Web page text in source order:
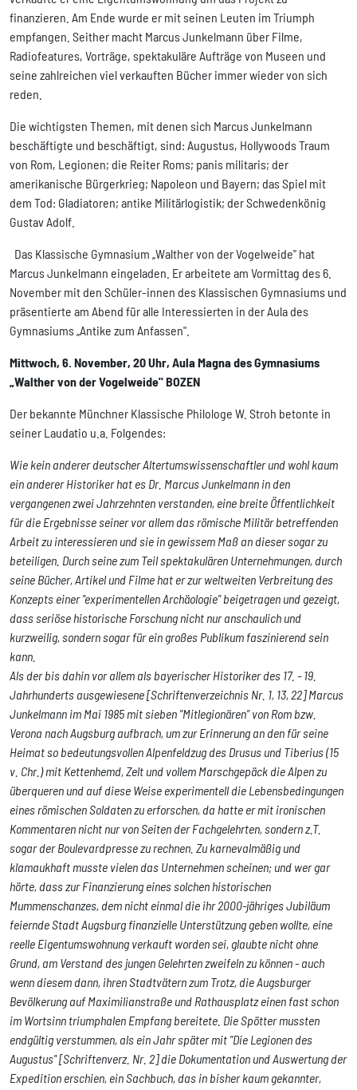
finanzieren. Am Ende wurde er mit seinen Leuten im Triumph
empfangen. Seither macht Marcus Junkelmann über Filme,
Radiofeatures, Vorträge, spektakuläre Aufträge von Museen und
seine zahlreichen viel verkauften Bücher immer wieder von sich
reden.
Die wichtigsten Themen, mit denen sich Marcus Junkelmann
beschäftigte und beschäftigt, sind: Augustus, Hollywoods Traum
von Rom, Legionen; die Reiter Roms; panis militaris; der
amerikanische Bürgerkrieg; Napoleon und Bayern; das Spiel mit
dem Tod: Gladiatoren; antike Militärlogistik; der Schwedenkönig
Gustav Adolf.
Das Klassische Gymnasium „Walther von der Vogelweide" hat
Marcus Junkelmann eingeladen. Er arbeitete am Vormittag des 6.
November mit den Schüler-innen des Klassischen Gymnasiums und
präsentierte am Abend für alle Interessierten in der Aula des
Gymnasiums „Antike zum Anfassen".
Mittwoch, 6. November, 20 Uhr, Aula Magna des Gymnasiums
„Walther von der Vogelweide" BOZEN
Der bekannte Münchner Klassische Philologe W. Stroh betonte in
seiner Laudatio u.a. Folgendes:
Wie kein anderer deutscher Altertumswissenschaftler und wohl kaum
ein anderer Historiker hat es Dr. Marcus Junkelmann in den
vergangenen zwei Jahrzehnten verstanden, eine breite Öffentlichkeit
für die Ergebnisse seiner vor allem das römische Militär betreffenden
Arbeit zu interessieren und sie in gewissem Maß an dieser sogar zu
beteiligen. Durch seine zum Teil spektakulären Unternehmungen, durch
seine Bücher, Artikel und Filme hat er zur weltweiten Verbreitung des
Konzepts einer "experimentellen Archäologie" beigetragen und gezeigt,
dass seriöse historische Forschung nicht nur anschaulich und
kurzweilig, sondern sogar für ein großes Publikum faszinierend sein
kann.
Als der bis dahin vor allem als bayerischer Historiker des 17. - 19.
Jahrhunderts ausgewiesene [Schriftenverzeichnis Nr. 1, 13, 22] Marcus
Junkelmann im Mai 1985 mit sieben "Mitlegionären" von Rom bzw.
Verona nach Augsburg aufbrach, um zur Erinnerung an den für seine
Heimat so bedeutungsvollen Alpenfeldzug des Drusus und Tiberius (15
v. Chr.) mit Kettenhemd, Zelt und vollem Marschgepäck die Alpen zu
überqueren und auf diese Weise experimentell die Lebensbedingungen
eines römischen Soldaten zu erforschen, da hatte er mit ironischen
Kommentaren nicht nur von Seiten der Fachgelehrten, sondern z.T.
sogar der Boulevardpresse zu rechnen. Zu karnevalmäßig und
klamaukhaft musste vielen das Unternehmen scheinen; und wer gar
hörte, dass zur Finanzierung eines solchen historischen
Mummenschanzes, dem nicht einmal die ihr 2000-jähriges Jubiläum
feiernde Stadt Augsburg finanzielle Unterstützung geben wollte, eine
reelle Eigentumswohnung verkauft worden sei, glaubte nicht ohne
Grund, am Verstand des jungen Gelehrten zweifeln zu können - auch
wenn diesem dann, ihren Stadtvätern zum Trotz, die Augsburger
Bevölkerung auf Maximilianstraße und Rathausplatz einen fast schon
im Wortsinn triumphalen Empfang bereitete. Die Spötter mussten
endgültig verstummen, als ein Jahr später mit "Die Legionen des
Augustus" [Schriftenverz. Nr. 2] die Dokumentation und Auswertung der
Expedition erschien, ein Sachbuch, das in bisher kaum gekannter,